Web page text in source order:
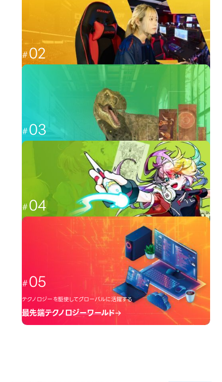
02
福岡から世界最強を目指す
03
CGと映像を駆使して、人々を魅了する
CG・映像ワールド
04
日本のクリエーター文化を広める
クリエーターワールド
05
テクノロジーを駆使してグローバルに活躍する
最先端テクノロジーワールド